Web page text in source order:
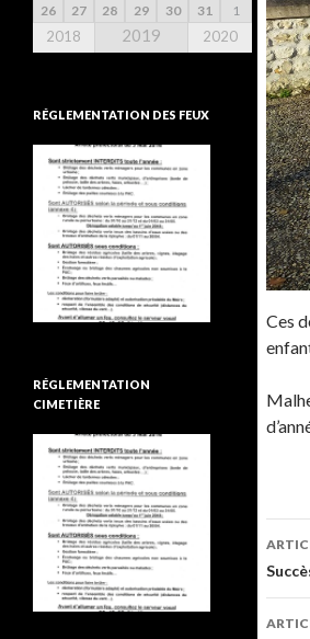
Ces
26
27 28 29 30 31 1
2018 2019 2020
RÉGLEMENTATION DES FEUX
RÉGLEMENTATION
CIMETIÈRE